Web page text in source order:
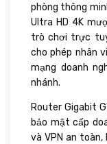
phòng thông
Ultra HD 4K
trò chơi trực
cho phép nhân
mạng doanh
nhánh.
Router Gigabit
bảo mật cấp
và VPN an